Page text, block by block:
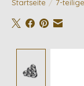
Startseite / 7-